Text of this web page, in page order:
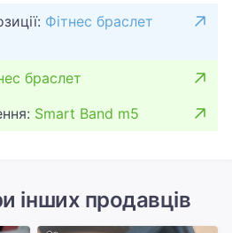
по предоплаті.
Фітнес браслет
браслет
Smart Band m5
інших продавців